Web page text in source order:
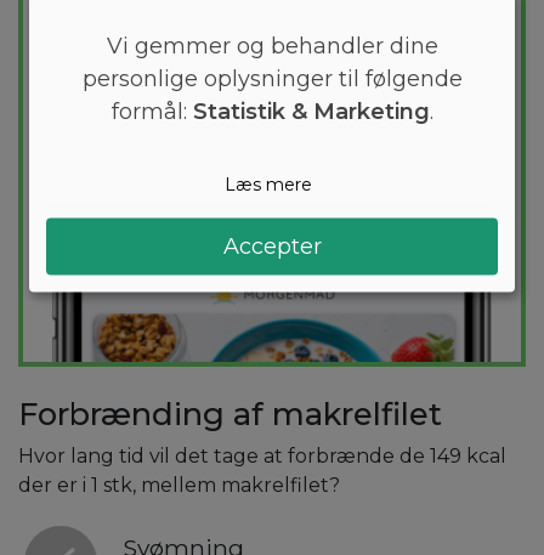
Forbrænding af makrelfilet
Hvor lang tid vil det tage at forbrænde de 149 kcal
der er i 1 stk, mellem makrelfilet?
Svømning
Vi gemmer og behandler dine
personlige oplysninger til følgende
formål: Statistik & Marketing.
Læs mere
Accepter